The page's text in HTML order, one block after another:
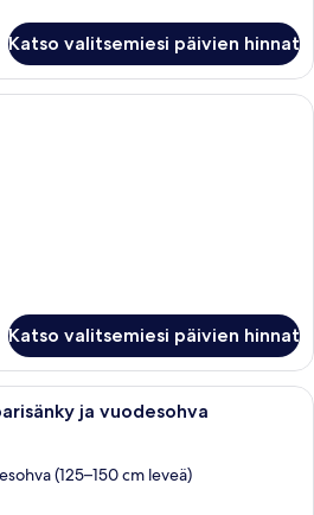
Katso valitsemiesi päivien hinnat
Siististi pedattu sänky, jossa on
Katso valitsemiesi päivien hinnat
Moderni hotellihuone, jossa on
ja vuodesohva
(125–150 cm leveä)